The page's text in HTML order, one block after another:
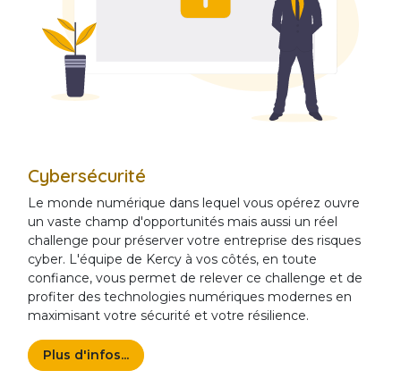
Cybersécurité
Le monde numérique dans lequel vous opérez ouvre
un vaste champ d'opportunités mais aussi un réel
challenge pour préserver votre entreprise des risques
cyber. L'équipe de Kercy à vos côtés, en toute
confiance, vous permet de relever ce challenge et de
profiter des technologies numériques modernes en
maximisant votre sécurité et votre résilience.
Plus d'infos...